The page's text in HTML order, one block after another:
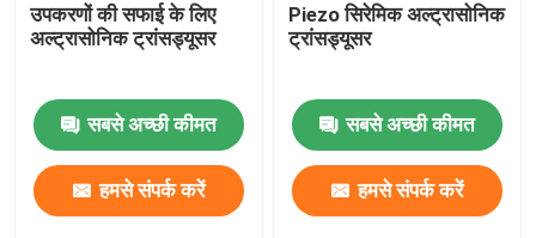
उपकरणों की सफाई के लिए
अल्ट्रासोनिक ट्रांसड्यूसर
सबसे अच्छी कीमत
हमसे संपर्क करें
Piezo सिरेमिक अल्ट्रासोनिक
ट्रांसड्यूसर
सबसे अच्छी कीमत
हमसे संपर्क करें